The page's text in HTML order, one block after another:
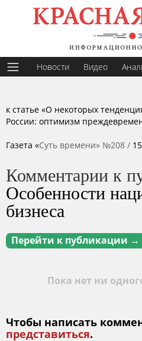
Новости Видео
к статье «О некоторых
России: оптимизм
Газета «Суть времени» №208 /
Комментарии к
Особенности
бизнеса
Перейти к публикации →
Пока нет ни
Чтобы написать
представиться.